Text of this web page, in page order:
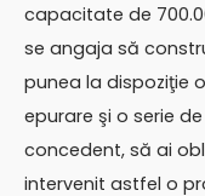
capacitate de
se angaja să
punea la dispoziţie
epurare şi o serie
concedent, să ai
intervenit astfel o